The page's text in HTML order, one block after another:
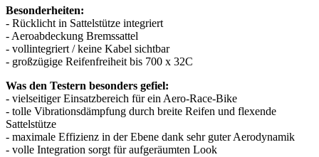
Besonderheiten:
- Rücklicht in Sattelstütze integriert
- Aeroabdeckung Bremssattel
- vollintegriert / keine Kabel sichtbar
- großzügige Reifenfreiheit bis 700 x 32C
Was den Testern besonders gefiel:
- vielseitiger Einsatzbereich für ein Aero-Race-Bike
- tolle Vibrationsdämpfung durch breite Reifen und flexende
Sattelstütze
- maximale Effizienz in der Ebene dank sehr guter Aerodynamik
- volle Integration sorgt für aufgeräumten Look